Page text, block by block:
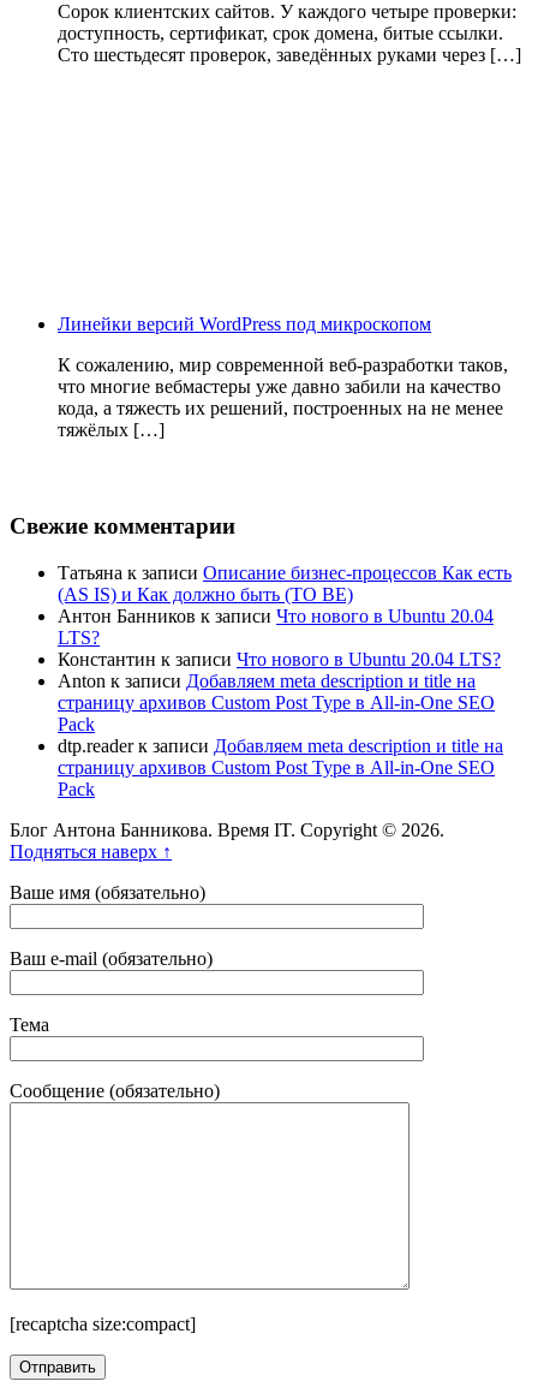
Сорок клиентских сайтов. У каждого четыре проверки:
доступность, сертификат, срок домена, битые ссылки.
Сто шестьдесят проверок, заведённых руками через […]
Линейки версий WordPress под микроскопом
К сожалению, мир современной веб-разработки таков,
что многие вебмастеры уже давно забили на качество
кода, а тяжесть их решений, построенных на не менее
тяжёлых […]
Свежие комментарии
Татьяна к записи Описание бизнес-процессов Как есть
(AS IS) и Как должно быть (TO BE)
Антон Банников к записи Что нового в Ubuntu 20.04
LTS?
Константин к записи Что нового в Ubuntu 20.04 LTS?
Anton к записи Добавляем meta description и title на
страницу архивов Custom Post Type в All-in-One SEO
Pack
dtp.readerк записи Добавляем meta description и title на
страницу архивов Custom Post Type в All-in-One SEO
Pack
Блог Антона Банникова. Время IT. Copyright © 2026.
Подняться наверх ↑
Ваше имя (обязательно)
Ваш e-mail (обязательно)
Тема
Сообщение (обязательно)
[recaptcha size:compact]